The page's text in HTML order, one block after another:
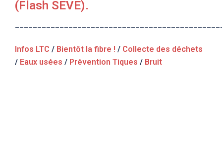
(Flash SEVE).
Infos LTC / Bientôt la fibre ! / Collecte des déchets
/ Eaux usées / Prévention Tiques / Bruit